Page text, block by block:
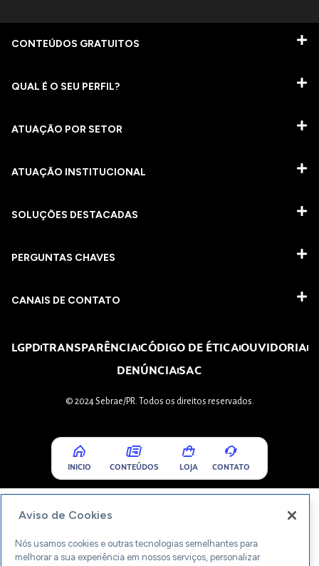
CONTEÚDOS GRATUITOS
QUAL É O SEU PERFIL?
ATUAÇÃO POR SETOR
ATUAÇÃO INSTITUCIONAL
SOLUÇÕES DESTACADAS
PERGUNTAS CHAVES​
CANAIS DE CONTATO
LGPDTRANSPARÊNCIACÓDIGO DE ÉTICAOUVIDORIA
DENÚNCIASAC
© 2024 Sebrae/PR. Todos os direitos reservados.
INICIO CONTEÚDOS LOJA CONTATO
Aviso de Cookies
Nós usamos cookies e outras tecnologias semelhantes para
melhorar a sua experiência em nossos serviços, personalizar